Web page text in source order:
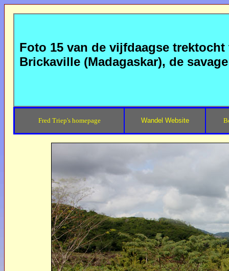
Foto 15 van de vijfdaagse
Brickaville (Madagaskar), de
Fred Triep's homepage Wandel Website